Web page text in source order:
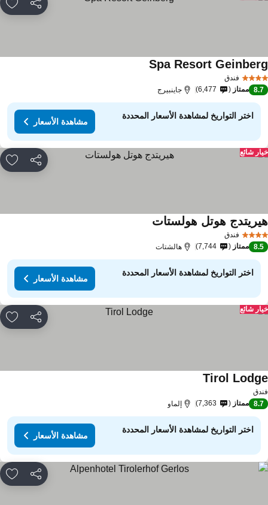
مشاركة
فندق
Spa Resortمشاهدة الأسعار
8.7 ممتاز 6,477 جاينبيرج
اختر التواريخ لمشاهدة الأسعار المحددة
مشاهدة الأسعار
مشاركة
شائع
فندق
هوتل هولستاتمشاهدة الأسعار
8.5 ممتاز 7,744 هالشتات
اختر التواريخ لمشاهدة الأسعار المحددة
مشاهدة الأسعار
مشاركة
شائع
Tirolمشاهدة الأسعار
8.7 ممتاز 7,363 إلماو
اختر التواريخ لمشاهدة الأسعار المحددة
مشاهدة الأسعار
مشاركة